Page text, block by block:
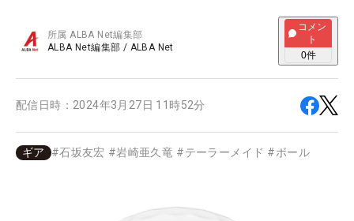
所属ALBA Net編集部
ALBA Net編集部 / ALBA Net
コメン
ト
0件
配信日時： 2024年3月27日 11時52分
ギア #石坂友宏 #岩崎亜久竜 #テーラーメイド #ボール